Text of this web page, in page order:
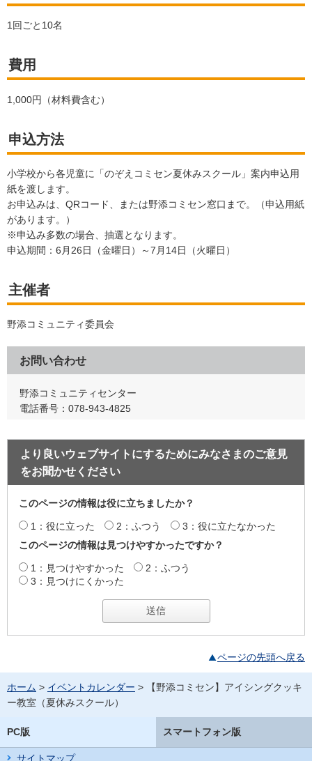
1回ごと10名
費用
1,000円（材料費含む）
申込方法
小学校から各児童に「のぞえコミセン夏休みスクール」案内申込用
紙を渡します。
お申込みは、QRコード、または野添コミセン窓口まで。（申込用紙
があります。）
※申込み多数の場合、抽選となります。
申込期間：6月26日（金曜日）～7月14日（火曜日）
主催者
野添コミュニティ委員会
お問い合わせ
野添コミュニティセンター
電話番号：078-943-4825
より良いウェブサイトにするためにみなさまのご意見
をお聞かせください
このページの情報は役に立ちましたか？
1：役に立った 2：ふつう
3：役に立たなかった
このページの情報は見つけやすかったですか？
1：見つけやすかった
2：ふつう
3：見つけにくかった
ページの先頭へ戻る
ホーム > イベントカレンダー > 【野添コミセン】アイシングクッキ
ー教室（夏休みスクール）
PC版 スマートフォン版
サイトマップ